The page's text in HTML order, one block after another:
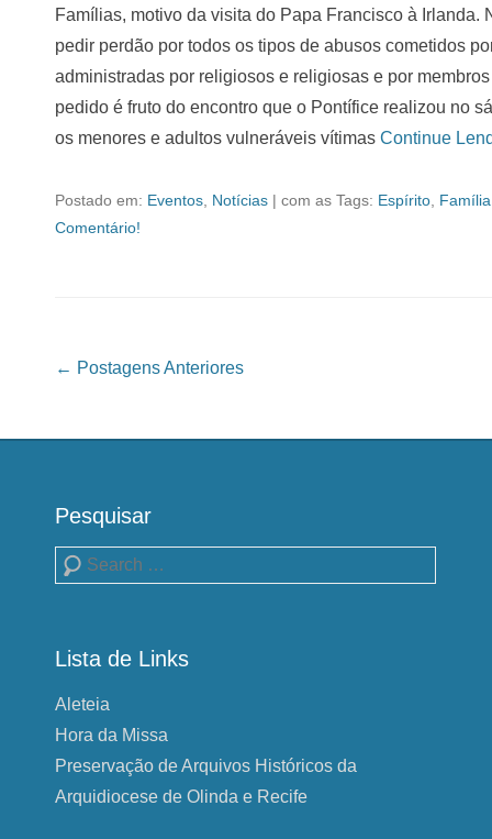
Famílias, motivo da visita do Papa Francisco à
pedir perdão por todos os tipos de abusos cometidos
administradas por religiosos e religiosas e por
pedido é fruto do encontro que o Pontífice realizou no
os menores e adultos vulneráveis vítimas Continue
Postado em: Eventos Notícias | com as Tags: Espírito Família
Comentário!
Navegação das Postagens
← Postagens Anteriores
Pesquisar
Pesquisa
Lista de Links
Aleteia
Hora da Missa
Preservação de Arquivos Históricos da
Arquidiocese de Olinda e Recife